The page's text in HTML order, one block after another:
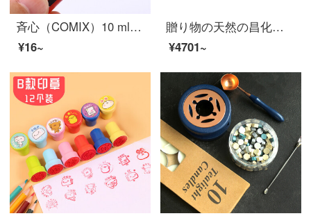
斉心（COMIX）10 ml財務印鑑速乾原子印鑑用印鑑捺印台専用油単瓶B 3712
¥16~
贈り物の天然の昌化の鶏の血石の四角形の玉の印鑑を見送ります。
¥4701~